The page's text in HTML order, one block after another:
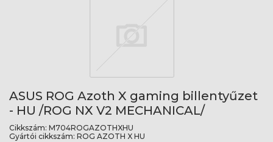
ASUS ROG Azoth X gaming billentyűzet
- HU /ROG NX V2 MECHANICAL/
Cikkszám: M704ROGAZOTHXHU
Gyártói cikkszám: ROG AZOTH X HU